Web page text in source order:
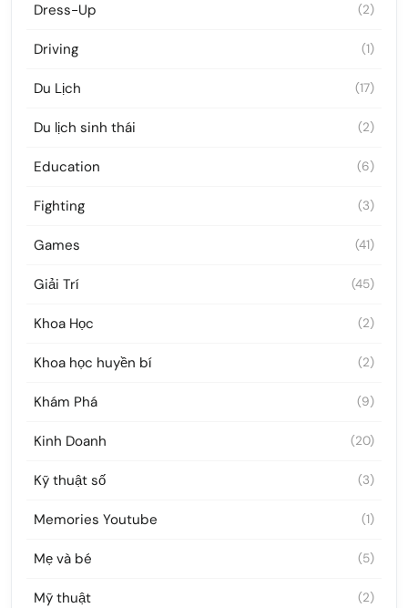
Dress-Up (2)
Driving (1)
Du Lịch (17)
Du lịch sinh thái (2)
Education (6)
Fighting (3)
Games (41)
Giải Trí (45)
Khoa Học (2)
Khoa học huyền bí (2)
Khám Phá (9)
Kinh Doanh (20)
Kỹ thuật số (3)
Memories Youtube (1)
Mẹ và bé (5)
Mỹ thuật (2)